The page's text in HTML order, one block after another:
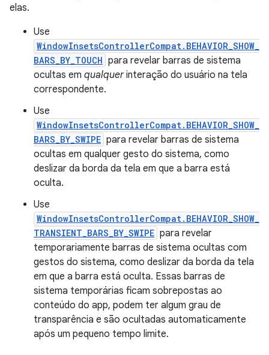
elas.
Use
WindowInsetsControllerCompat.BEHAVIOR_SHOW_
BARS_BY_TOUCH para revelar barras de sistema
ocultas em qualquerinteração do usuário na tela
correspondente.
Use
WindowInsetsControllerCompat.BEHAVIOR_SHOW_
BARS_BY_SWIPE para revelar barras de sistema
ocultas em qualquer gesto do sistema, como
deslizar da borda da tela em que a barra está
oculta.
Use
WindowInsetsControllerCompat.BEHAVIOR_SHOW_
TRANSIENT_BARS_BY_SWIPE para revelar
temporariamente barras de sistema ocultas com
gestos do sistema, como deslizar da borda da tela
em que a barra está oculta. Essas barras de
sistema temporárias ficam sobrepostas ao
conteúdo do app, podem ter algum grau de
transparência e são ocultadas automaticamente
após um pequeno tempo limite.